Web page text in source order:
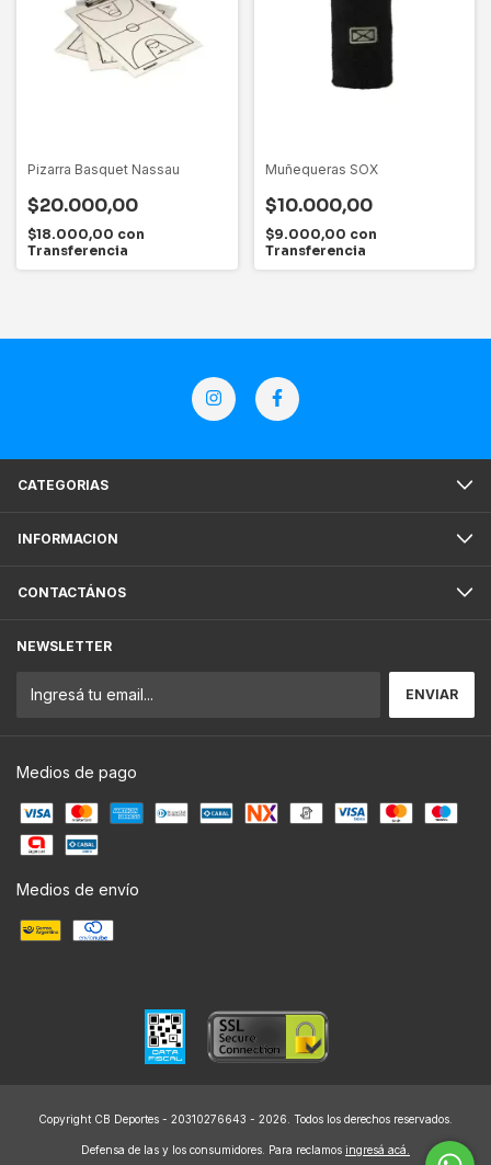
Pizarra Basquet Nassau
$20.000,00
$18.000,00 con
Transferencia
Muñequeras SOX
$10.000,00
$9.000,00 con
Transferencia
CATEGORIAS
INFORMACION
CONTACTÁNOS
NEWSLETTER
Medios de pago
Medios de envío
Copyright CB Deportes - 20310276643 - 2026. Todos los derechos reservados.
Defensa de las y los consumidores. Para reclamos ingresá acá.